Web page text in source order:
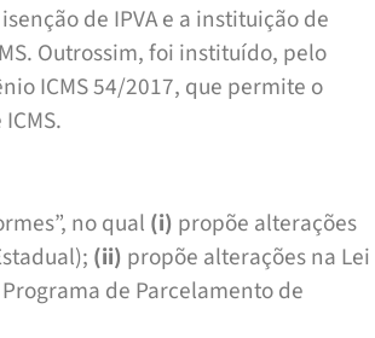
de IPVA e a instituição de
Outrossim, foi instituído, pelo
ICMS 54/2017, que permite o
no qual (i) propõe alterações
(ii) propõe alterações na Lei
de Parcelamento de